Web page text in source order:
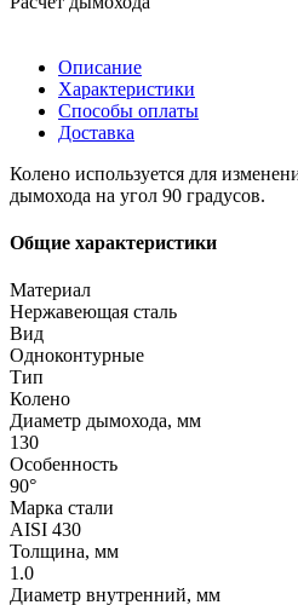
Описание
Характеристики
Способы оплаты
Доставка
Колено используется для
дымохода на угол 90 градусов.
Общие характеристики
Материал
Нержавеющая сталь
Вид
Одноконтурные
Тип
Колено
Диаметр дымохода, мм
130
Особенность
90°
Марка стали
AISI 430
Толщина, мм
1.0
Диаметр внутренний, мм